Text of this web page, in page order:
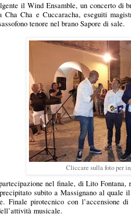
il Wind Ensamble, un concerto
Cha e Cuccaracha, eseguiti
tenore nel brano Sapore di sale.
Cliccare sulla foto per
nel finale, di Lito
subito a Massignano al quale
Finale pirotecnico con l’accensione
musicale.